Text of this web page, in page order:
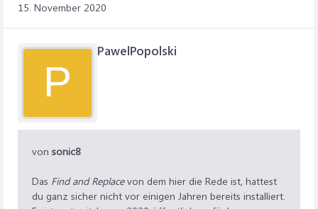
15. November 2020
P
PawelPopolski
von sonic8
Das Find and Replacevon dem hier die Rede ist, hattest
du ganz sicher nicht vor einigen Jahren bereits installiert.